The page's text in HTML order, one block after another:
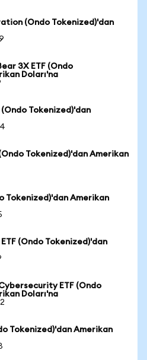
(Ondo Tokenized)'dan
3X ETF (Ondo
Doları'na
Tokenized)'dan
Tokenized)'dan Amerikan
Tokenized)'dan Amerikan
(Ondo Tokenized)'dan
ETF (Ondo
Doları'na
Tokenized)'dan Amerikan